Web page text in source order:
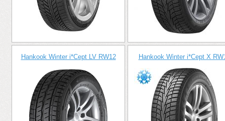
Hankook Winter i*Cept LV RW12 Hankook Winter i*Cept X